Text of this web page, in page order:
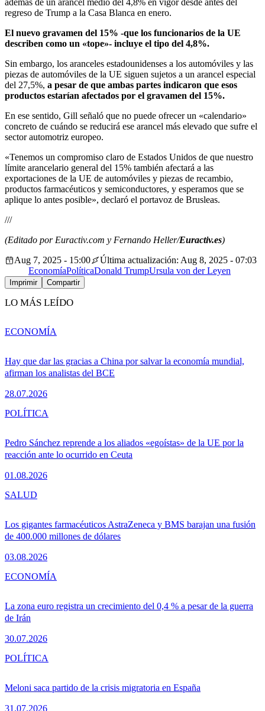
además de un arancel medio del 4,8% en vigor desde antes del
regreso de Trump a la Casa Blanca en enero.
El nuevo gravamen del 15% -que los funcionarios de la UE
describen como un «tope»- incluye el tipo del 4,8%.
Sin embargo, los aranceles estadounidenses a los automóviles y las
piezas de automóviles de la UE siguen sujetos a un arancel especial
del 27,5%, a pesar de que ambas partes indicaron que esos
productos estarían afectados por el gravamen del 15%.
En ese sentido, Gill señaló que no puede ofrecer un «calendario»
concreto de cuándo se reducirá ese arancel más elevado que sufre el
sector automotriz europeo.
«Tenemos un compromiso claro de Estados Unidos de que nuestro
límite arancelario general del 15% también afectará a las
exportaciones de la UE de automóviles y piezas de recambio,
productos farmacéuticos y semiconductores, y esperamos que se
aplique lo antes posible», declaró el portavoz de Brusleas.
///
(Editado por Euractiv.com y Fernando Heller/Euractiv.es)
Aug 7, 2025 - 15:00
Última actualización: Aug 8, 2025 - 07:03
EconomíaPolíticaDonald TrumpUrsula von der Leyen
Imprimir Compartir
LO MÁS LEÍDO
Hay que dar las gracias a China por salvar la economía mundial,
afirman los analistas del BCE
28.07.2026
ECONOMÍA
Pedro Sánchez reprende a los aliados «egoístas» de la UE por la
reacción ante lo ocurrido en Ceuta
01.08.2026
POLÍTICA
Los gigantes farmacéuticos AstraZeneca y BMS barajan una fusión
de 400.000 millones de dólares
03.08.2026
SALUD
La zona euro registra un crecimiento del 0,4 % a pesar de la guerra
de Irán
30.07.2026
ECONOMÍA
Meloni saca partido de la crisis migratoria en España
31.07.2026
POLÍTICA